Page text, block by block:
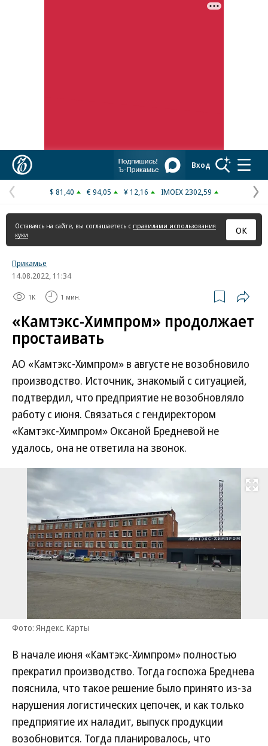
Вход
Предыдущая
страница
$ 81,40 € 94,05 ¥ 12,16 IMOEX 2302,59
Оставаясь на сайте, вы соглашаетесь с правилами использования
куки
ОК
Прикамье
14.08.2022, 11:34
1K 1 мин.
«Камтэкс-Химпром» продолжает
простаивать
АО «Камтэкс-Химпром» в августе не возобновило
производство. Источник, знакомый с ситуацией,
подтвердил, что предприятие не возобновляло
работу с июня. Связаться с гендиректором
«Камтэкс-Химпром» Оксаной Бредневой не
удалось, она не ответила на звонок.
Развернуть
Фото: Яндекс. Карты
В начале июня «Камтэкс-Химпром» полностью
прекратил производство. Тогда госпожа Бреднева
пояснила, что такое решение было принято из-за
нарушения логистических цепочек, и как только
предприятие их наладит, выпуск продукции
возобновится. Тогда планировалось, что